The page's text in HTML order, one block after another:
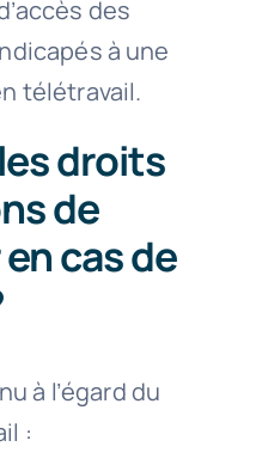
des
à une
télétravail.
droits
de
cas de
à l’égard du
: